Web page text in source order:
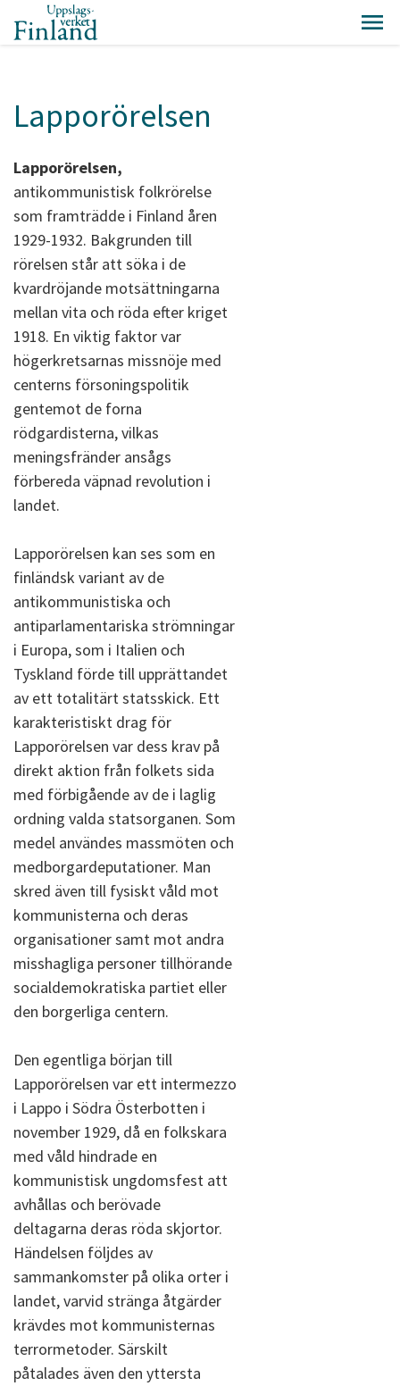
Lapporörelsen
Lapporörelsen,
antikommunistisk folkrörelse
som framträdde i Finland åren
1929-1932. Bakgrunden till
rörelsen står att söka i de
kvardröjande motsättningarna
mellan vita och röda efter kriget
1918. En viktig faktor var
högerkretsarnas missnöje med
centerns försoningspolitik
gentemot de forna
rödgardisterna, vilkas
meningsfränder ansågs
förbereda väpnad revolution i
landet.
Lapporörelsen kan ses som en
finländsk variant av de
antikommunistiska och
antiparlamentariska strömningar
i Europa, som i Italien och
Tyskland förde till upprättandet
av ett totalitärt statsskick. Ett
karakteristiskt drag för
Lapporörelsen var dess krav på
direkt aktion från folkets sida
med förbigående av de i laglig
ordning valda statsorganen. Som
medel användes massmöten och
medborgardeputationer. Man
skred även till fysiskt våld mot
kommunisterna och deras
organisationer samt mot andra
misshagliga personer tillhörande
socialdemokratiska partiet eller
den borgerliga centern.
Den egentliga början till
Lapporörelsen var ett intermezzo
i Lappo i Södra Österbotten i
november 1929, då en folkskara
med våld hindrade en
kommunistisk ungdomsfest att
avhållas och berövade
deltagarna deras röda skjortor.
Händelsen följdes av
sammankomster på olika orter i
landet, varvid stränga åtgärder
krävdes mot kommunisternas
terrormetoder. Särskilt
påtalades även den yttersta